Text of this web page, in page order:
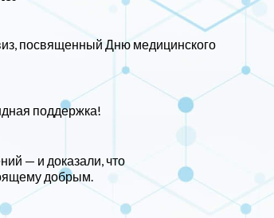
посвященный Дню медицинского
поддержка!
— и доказали, что
добрым.